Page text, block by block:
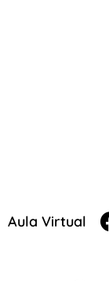
Aula Virtual